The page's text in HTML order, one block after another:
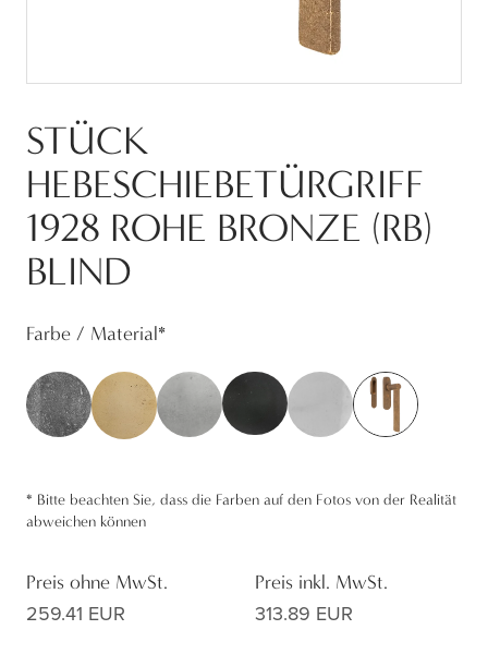
STÜCK
HEBESCHIEBETÜRGRIFF
1928 ROHE BRONZE (RB)
BLIND
Farbe / Material*
* Bitte beachten Sie, dass die Farben auf den Fotos von der Realität
abweichen können
Preis ohne MwSt.
259.41 EUR
Preis inkl. MwSt.
313.89 EUR